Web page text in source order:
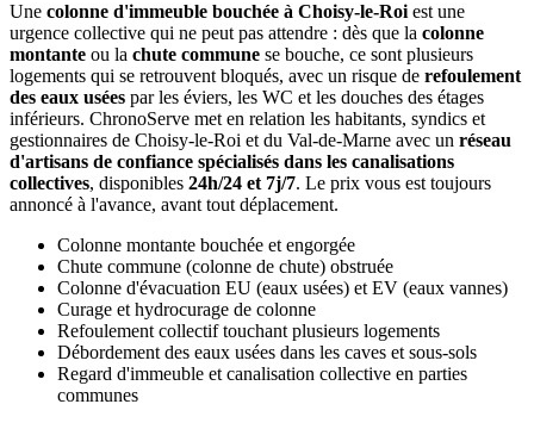
Une colonne d'immeuble bouchée à Choisy-le-Roi est une
urgence collective qui ne peut pas attendre : dès que la colonne
montante ou la chute commune se bouche, ce sont plusieurs
logements qui se retrouvent bloqués, avec un risque de refoulement
des eaux usées par les éviers, les WC et les douches des étages
inférieurs. ChronoServe met en relation les habitants, syndics et
gestionnaires de Choisy-le-Roi et du Val-de-Marne avec un réseau
d'artisans de confiance spécialisés dans les canalisations
collectives, disponibles 24h/24 et 7j/7. Le prix vous est toujours
annoncé à l'avance, avant tout déplacement.
Colonne montante bouchée et engorgée
Chute commune (colonne de chute) obstruée
Colonne d'évacuation EU (eaux usées) et EV (eaux vannes)
Curage et hydrocurage de colonne
Refoulement collectif touchant plusieurs logements
Débordement des eaux usées dans les caves et sous-sols
Regard d'immeuble et canalisation collective en parties
communes